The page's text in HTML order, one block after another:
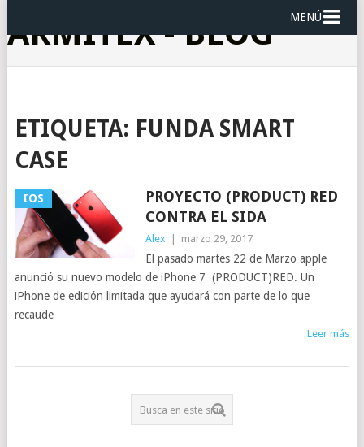
ARMITEX - BLOG MENÚ
ETIQUETA: FUNDA SMART
CASE
IOS
PROYECTO (PRODUCT) RED
CONTRA EL SIDA
Alex marzo 29, 2017
El pasado martes 22 de Marzo apple
anunció su nuevo modelo de iPhone 7 (PRODUCT)RED. Un
iPhone de edición limitada que ayudará con parte de lo que
recaude
Leer más